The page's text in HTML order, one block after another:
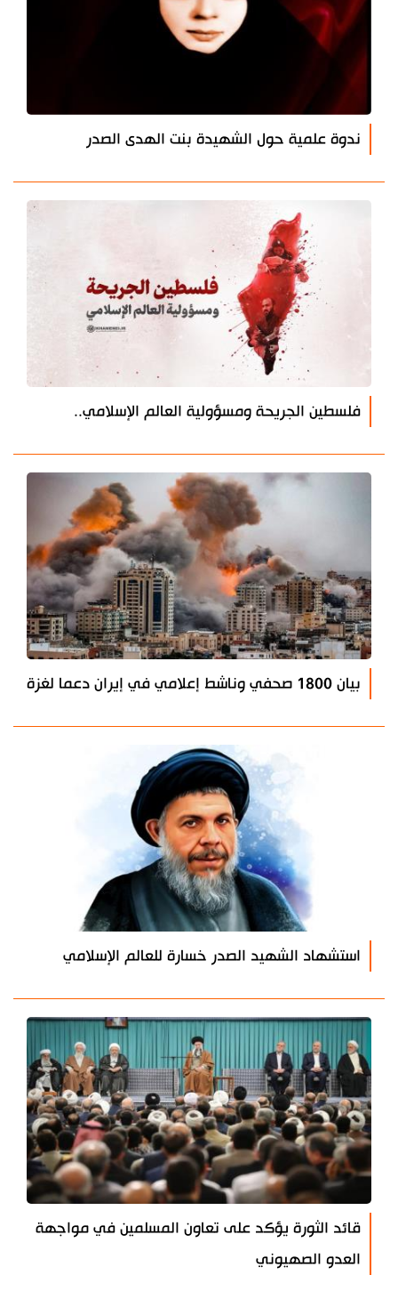
ندوة علمية حول الشهيدة بنت الهدى الصدر
فلسطين الجريحة ومسؤولية العالم الإسلامي..
بيان 1800 صحفي وناشط إعلامي في إيران دعما لغزة
استشهاد الشهيد الصدر خسارة للعالم الإسلامي
قائد الثورة يؤكد على تعاون المسلمين في مواجهة
العدو الصهيوني